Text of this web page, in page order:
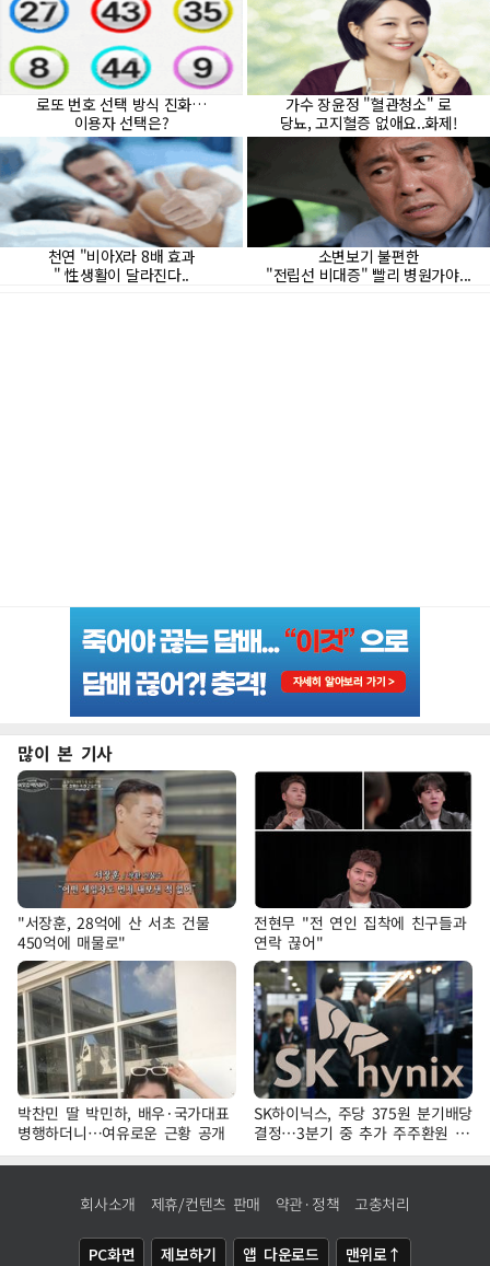
많이 본 기사
"서장훈, 28억에 산 서초 건물
450억에 매물로"
전현무 "전 연인 집착에 친구들과
연락 끊어"
박찬민 딸 박민하, 배우·국가대표
병행하더니…여유로운 근황 공개
SK하이닉스, 주당 375원 분기배당
결정…3분기 중 추가 주주환원 발
표
회사소개 제휴/컨텐츠 판매 약관·정책 고충처리
PC화면 제보하기 앱 다운로드 맨위로↑